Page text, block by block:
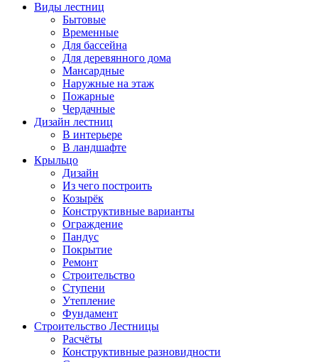
Виды лестниц
Бытовые
Временные
Для бассейна
Для деревянного дома
Мансардные
Наружные на этаж
Пожарные
Чердачные
Дизайн лестниц
В интерьере
В ландшафте
Крыльцо
Дизайн
Из чего построить
Козырёк
Конструктивные варианты
Ограждение
Пандус
Покрытие
Ремонт
Строительство
Ступени
Утепление
Фундамент
Строительство Лестницы
Расчёты
Конструктивные разновидности